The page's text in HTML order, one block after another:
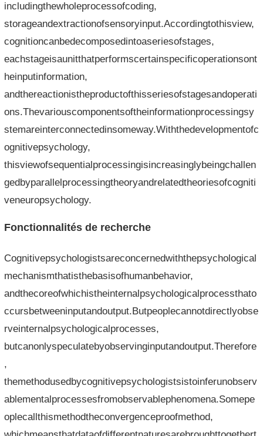
includingthewholeprocessofcoding,
storageandextractionofsensoryinput.Accordingtothisview,
cognitioncanbedecomposedintoaseriesofstages,
eachstageisaunitthatperformscertainspecificoperationsont
heinputinformation,
andthereactionistheproductofthisseriesofstagesandoperati
ons.Thevariouscomponentsoftheinformationprocessingsy
stemareinterconnectedinsomeway.Withthedevelopmentofc
ognitivepsychology,
thisviewofsequentialprocessingisincreasinglybeingchallen
gedbyparallelprocessingtheoryandrelatedtheoriesofcogniti
veneuropsychology.
Fonctionnalités de recherche
Cognitivepsychologistsareconcernedwiththepsychological
mechanismthatisthebasisofhumanbehavior,
andthecoreofwhichistheinternalpsychologicalprocessthato
ccursbetweeninputandoutput.Butpeoplecannotdirectlyobse
rveinternalpsychologicalprocesses,
butcanonlyspeculatebyobservinginputandoutput.Therefore
,
themethodusedbycognitivepsychologistsistoinferunobserv
ablementalprocessesfromobservablephenomena.Somepe
oplecallthismethodtheconvergenceproofmethod,